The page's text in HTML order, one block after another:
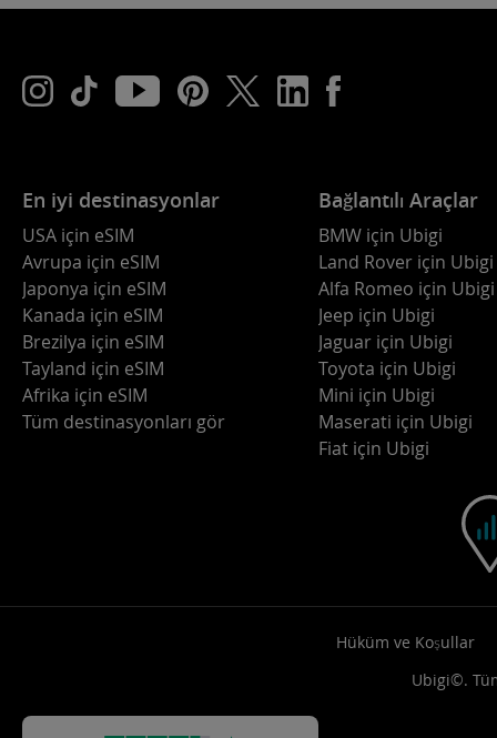
En iyi destinasyonlar
USA için eSIM
Avrupa için eSIM
Japonya için eSIM
Kanada için eSIM
Brezilya için eSIM
Tayland için eSIM
Afrika için eSIM
Tüm destinasyonları gör
Bağlantılı Araçlar
BMW için Ubigi
Land Rover için Ubigi
Alfa Romeo için Ubigi
Jeep için Ubigi
Jaguar için Ubigi
Toyota için Ubigi
Mini için Ubigi
Maserati için Ubigi
Fiat için Ubigi
Hüküm ve Koşullar
Ubigi©.